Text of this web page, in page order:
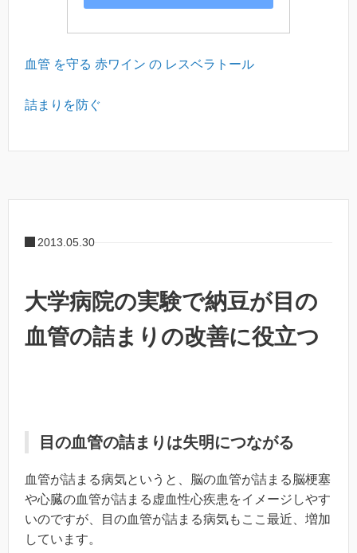
血管 を守る 赤ワイン の レスベラトール
詰まりを防ぐ
2013.05.30
大学病院の実験で納豆が目の
血管の詰まりの改善に役立つ
目の血管の詰まりは失明につながる
血管が詰まる病気というと、脳の血管が詰まる脳梗塞
や心臓の血管が詰まる虚血性心疾患をイメージしやす
いのですが、目の血管が詰まる病気もここ最近、増加
しています。